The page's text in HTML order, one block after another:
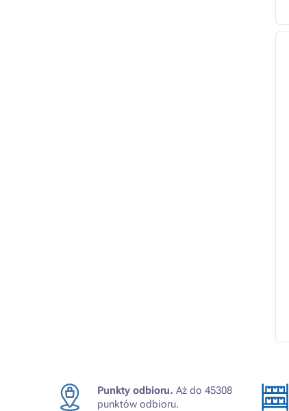
Punkty odbioru. Aż do 45308
punktów odbioru.